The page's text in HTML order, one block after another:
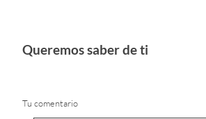
Queremos saber de ti
Tu comentario